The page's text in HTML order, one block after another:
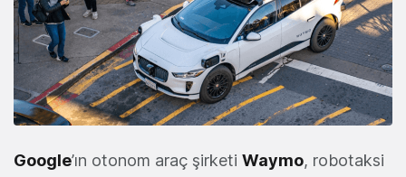
Google’ın otonom araç şirketi Waymo, robotaksi